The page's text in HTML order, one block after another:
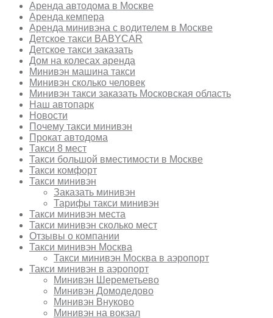
Аренда автодома в Москве
Аренда кемпера
Аренда минивэна с водителем в Москве
Детское такси BABYCAR
Детское такси заказать
Дом на колесах аренда
Минивэн машина такси
Минивэн сколько человек
Минивэн такси заказать Московская область
Наш автопарк
Новости
Почему такси минивэн
Прокат автодома
Такси 8 мест
Такси большой вместимости в Москве
Такси комфорт
Такси минивэн
Заказать минивэн
Тарифы такси минивэн
Такси минивэн места
Такси минивэн сколько мест
Отзывы о компании
Такси минивэн Москва
Такси минивэн Москва в аэропорт
Такси минивэн в аэропорт
Минивэн Шереметьево
Минивэн Домодедово
Минивэн Внуково
Минивэн на вокзал